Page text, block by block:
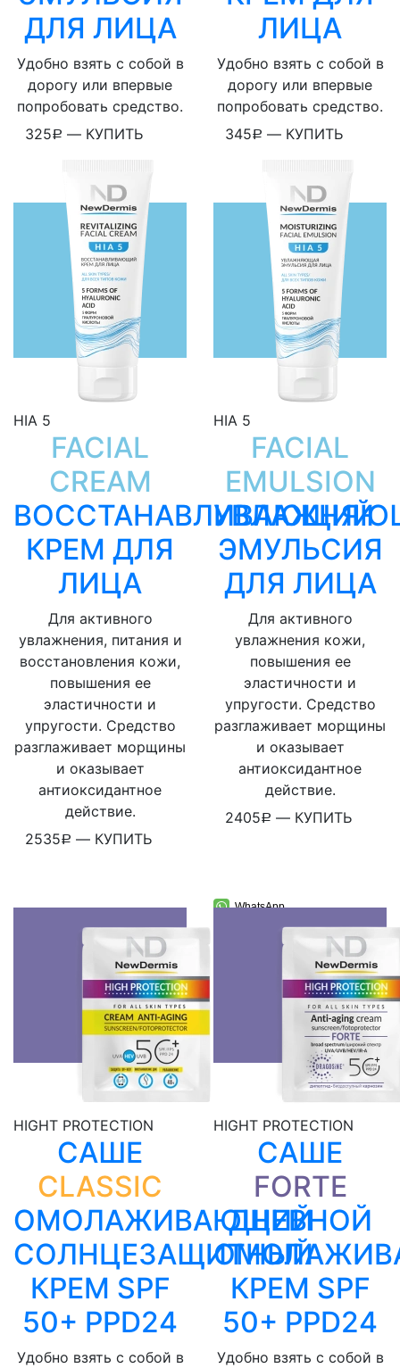
ДЛЯ ЛИЦА
Удобно взять с собой в
дорогу или впервые
попробовать средство.
325Р — КУПИТЬ
WhatsApp
Telegram
ВКонтакте
Скопировать ссылку
ЛИЦА​
Удобно взять с собой в
дорогу или впервые
попробовать средство.
345Р — КУПИТЬ
WhatsApp
Telegram
ВКонтакте
Скопировать ссылку
HIA 5
FACIAL
CREAM
ВОССТАНАВЛИВАЮЩИЙ
КРЕМ ДЛЯ
ЛИЦА
Для активного
увлажнения, питания и
восстановления кожи,
повышения ее
эластичности и
упругости. Средство
разглаживает морщины
и оказывает
антиоксидантное
действие.
2535Р — КУПИТЬ
WhatsApp
Скопировать ссылку
HIA 5
FACIAL
EMULSION
ЭМУЛЬСИЯ
ДЛЯ ЛИЦА
Для активного
увлажнения кожи,
повышения ее
эластичности и
упругости. Средство
разглаживает морщины
и оказывает
антиоксидантное
действие.
2405Р — КУПИТЬ
WhatsApp
ВКонтакте
Скопировать ссылку
HIGHT PROTECTION
САШЕ
CLASSIC
ОМОЛАЖИВАЮЩИЙ
СОЛНЦЕЗАЩИТНЫЙ
КРЕМ SPF
50+ PPD24
Удобно взять с собой в
HIGHT PROTECTION
САШЕ
FORTE
ДНЕВНОЙ
КРЕМ SPF
50+ PPD24
Удобно взять с собой в